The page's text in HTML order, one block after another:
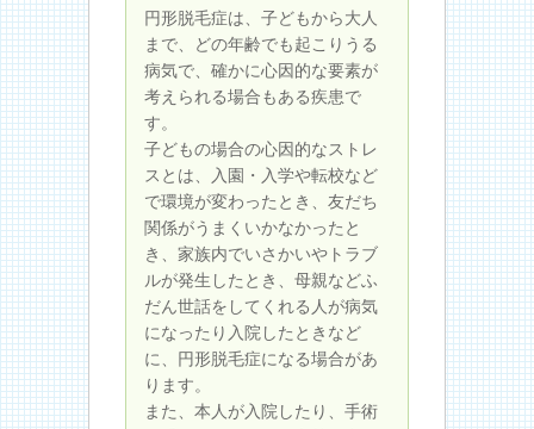
円形脱毛症は、子どもから大人
まで、どの年齢でも起こりうる
病気で、確かに心因的な要素が
考えられる場合もある疾患で
す。
子どもの場合の心因的なストレ
スとは、入園・入学や転校など
で環境が変わったとき、友だち
関係がうまくいかなかったと
き、家族内でいさかいやトラブ
ルが発生したとき、母親などふ
だん世話をしてくれる人が病気
になったり入院したときなど
に、円形脱毛症になる場合があ
ります。
また、本人が入院したり、手術